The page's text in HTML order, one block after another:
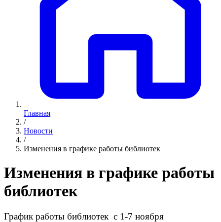
Главная
/
Новости
/
Изменения в графике работы библиотек
Изменения в графике работы
библиотек
График работы библиотек с 1-7 ноября